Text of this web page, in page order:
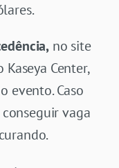
no site
Center,
evento. Caso
vaga